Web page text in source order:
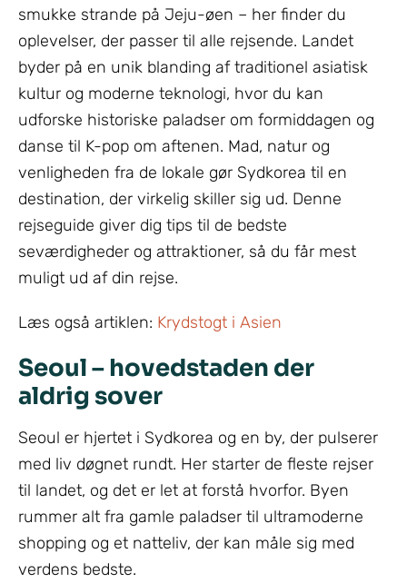
smukke strande på Jeju-øen – her finder du
oplevelser, der passer til alle rejsende. Landet
byder på en unik blanding af traditionel asiatisk
kultur og moderne teknologi, hvor du kan
udforske historiske paladser om formiddagen og
danse til K-pop om aftenen. Mad, natur og
venligheden fra de lokale gør Sydkorea til en
destination, der virkelig skiller sig ud. Denne
rejseguide giver dig tips til de bedste
seværdigheder og attraktioner, så du får mest
muligt ud af din rejse.
Læs også artiklen: Krydstogt i Asien
Seoul – hovedstaden der
aldrig sover
Seoul er hjertet i Sydkorea og en by, der pulserer
med liv døgnet rundt. Her starter de fleste rejser
til landet, og det er let at forstå hvorfor. Byen
rummer alt fra gamle paladser til ultramoderne
shopping og et natteliv, der kan måle sig med
verdens bedste.